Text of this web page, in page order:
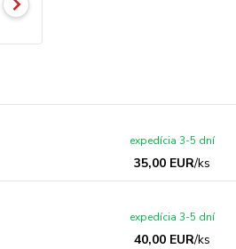
35,00 EUR/ks
expedícia 3-5 dní
40,00 EUR/ks
expedícia 3-5 dní